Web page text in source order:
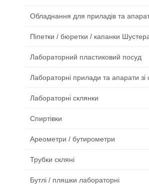
Обладнання для приладів та
Піпетки / бюретки / капанки
Лабораторний пластиковий посуд
Лабораторні прилади та апарати зі
Лабораторні склянки
Спиртівки
Ареометри / бутирометри
Трубки скляні
Бутлі / пляшки лабораторні